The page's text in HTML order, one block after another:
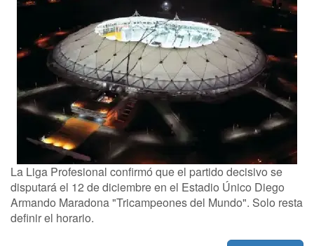
La Liga Profesional confirmó que el partido decisivo se
disputará el 12 de diciembre en el Estadio Único Diego
Armando Maradona "Tricampeones del Mundo". Solo resta
definir el horario.